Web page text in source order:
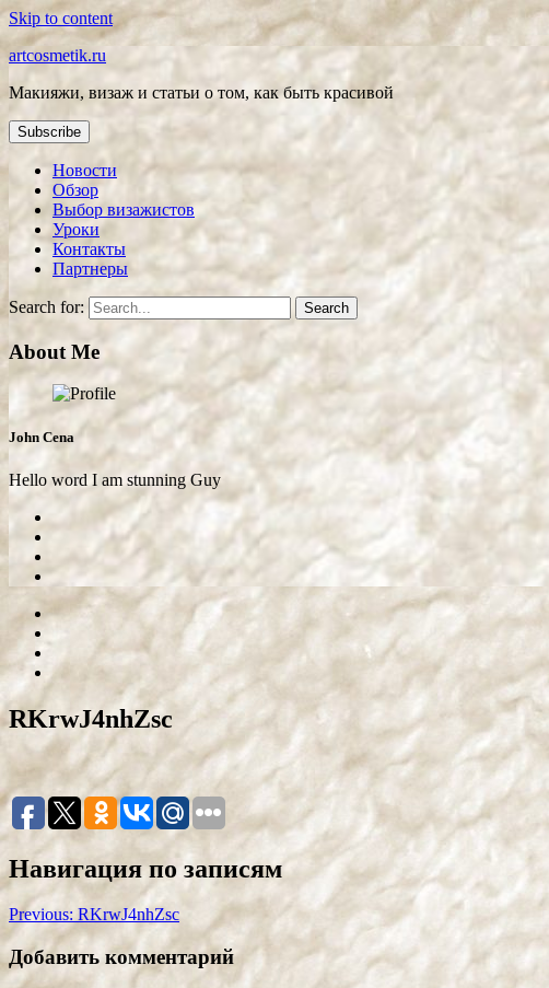
Skip to content
artcosmetik.ru
Макияжи, визаж и статьи о том, как быть красивой
Subscribe
Новости
Обзор
Выбор визажистов
Уроки
Контакты
Партнеры
Search for:
About Me
John Cena
Hello word I am stunning Guy
RKrwJ4nhZsc
Навигация по записям
Previous: RKrwJ4nhZsc
Добавить комментарий